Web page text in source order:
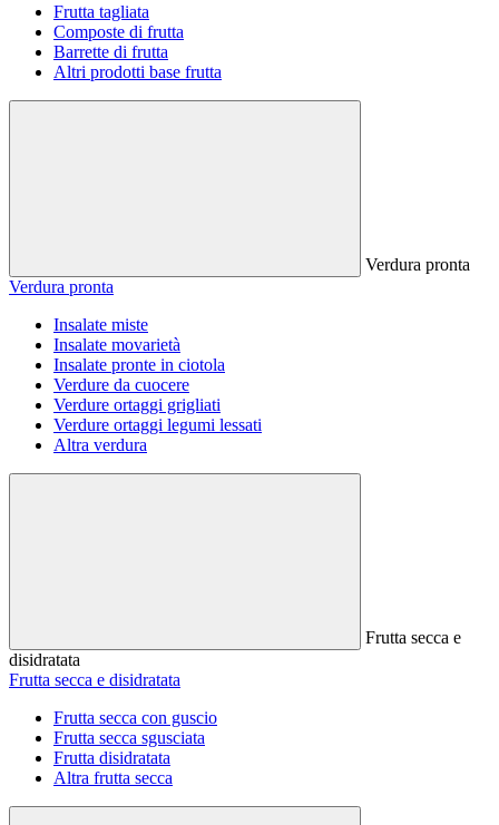
Frutta tagliata
Composte di frutta
Barrette di frutta
Altri prodotti base frutta
Verdura pronta
Verdura pronta
Insalate miste
Insalate movarietà
Insalate pronte in ciotola
Verdure da cuocere
Verdure ortaggi grigliati
Verdure ortaggi legumi lessati
Altra verdura
Frutta secca e
disidratata
Frutta secca e disidratata
Frutta secca con guscio
Frutta secca sgusciata
Frutta disidratata
Altra frutta secca